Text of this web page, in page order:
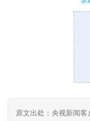
原文出处：央视新闻客